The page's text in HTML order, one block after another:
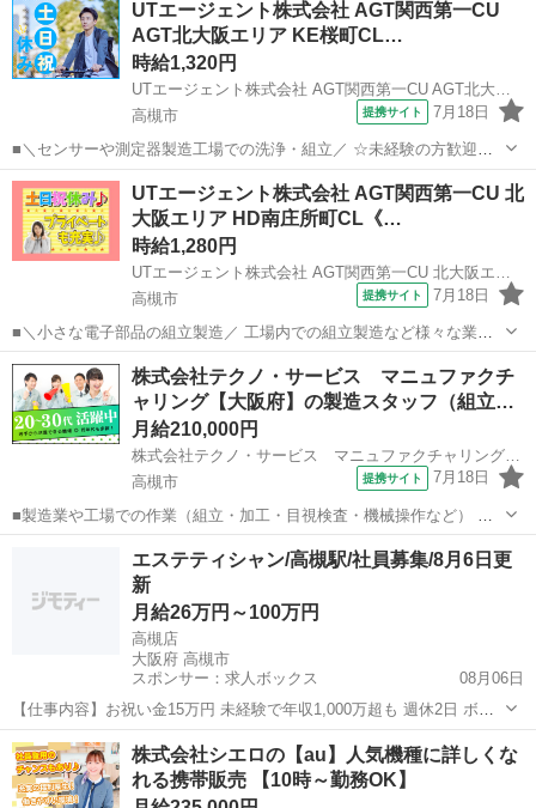
UTエージェント株式会社 AGT関西第一CU
AGT北大阪エリア KE桜町CL…
時給1,320円
UTエージェント株式会社 AGT関西第一CU AGT北大阪エリア KE桜町CL 《JUAY1C》
高槻市
提携サイト 7月18日
■＼センサーや測定器製造工場での洗浄・組立／ ☆未経験の方歓迎☆
＜具体的には…＞ 1）部品の配膳 →製造に必要な部品を自分の机に持
っていく 2）洗浄 →部品の洗浄をする 3）組立 →手順書通りに組立を
行う 4）完成品の...
大阪 高槻市
UTエージェント株式会社 AGT関西第一CU 北
大阪エリア HD南庄所町CL《…
時給1,280円
UTエージェント株式会社 AGT関西第一CU 北大阪エリア HD南庄所町CL《JADL1-PC》
高槻市
提携サイト 7月18日
■＼小さな電子部品の組立製造／ 工場内での組立製造など様々な業務
のお仕事です カンタン作業で未経験でも大丈夫◎ 重量物の取り扱いは
基本ないので 身体への負担も少ないお仕事です！ ＜具体的には…＞
◆作業組立手順書の説...
大阪 高槻市 工場
株式会社テクノ・サービス マニュファクチ
ャリング【大阪府】の製造スタッフ（組立…
月給210,000円
株式会社テクノ・サービス マニュファクチャリング【大阪府】
高槻市
提携サイト 7月18日
■製造業や工場での作業（組立・加工・目視検査・機械操作など） 具
体的には・・・ 製品に不備がないか目視チェック 部品を機械にセット
してボタン操作などなど 複雑な作業や力仕事はほとんどなく覚えやす
いものばかり！ 未経験の方...
エステティシャン/高槻駅/社員募集/8月6日更
新
月給26万円～100万円
高槻店
大阪府 高槻市
スポンサー：求人ボックス
08月06日
【仕事内容】お祝い金15万円 未経験で年収1,000万超も 週休2日 ボー
ナス年2回 <募集職種> エステティシャン <仕事内容> <仕事内容> 当
社の運営する美容整体サロン「美.design」で、 「小顔矯正」「骨盤矯
正」「美脚...
正社員
株式会社シエロの【au】人気機種に詳しくな
れる携帯販売 【10時～勤務OK】